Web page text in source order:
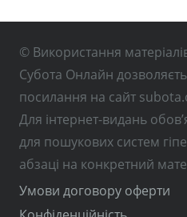
© Використання
Субота Онлайн
посилання на сайт
Для інтернет-видань
для пошукових систем
абзаці на конкретний
Умови договору оферти